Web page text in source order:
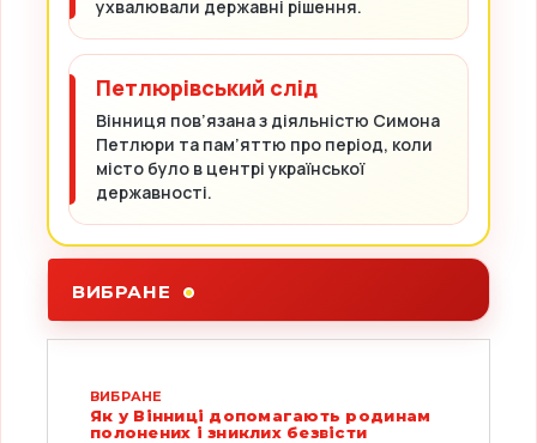
ухвалювали державні рішення.
Петлюрівський слід
Вінниця пов’язана з діяльністю Симона
Петлюри та пам’яттю про період, коли
місто було в центрі української
державності.
ВИБРАНЕ
ВИБРАНЕ
Як у Вінниці допомагають родинам
полонених і зниклих безвісти